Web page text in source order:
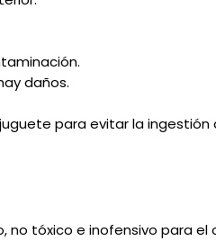
daños.
para evitar la
no tóxico e inofensivo para el